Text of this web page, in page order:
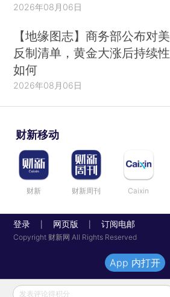
2026年08月06日
【地缘图志】商务部公布对美
反制清单，黄金大涨后持续性
如何
2026年08月06日
财新移动
财新 财新周刊 Caixin
登录 网页版 订阅电邮
Copyright 财新网 All Rights Reserved
发表评论得积分
App 内打开